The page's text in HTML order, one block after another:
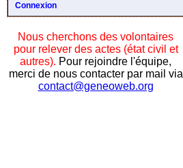
Connexion
Nous cherchons des volontaires
pour relever des actes (état civil et
autres). Pour rejoindre l'équipe,
merci de nous contacter par mail via
contact@geneoweb.org